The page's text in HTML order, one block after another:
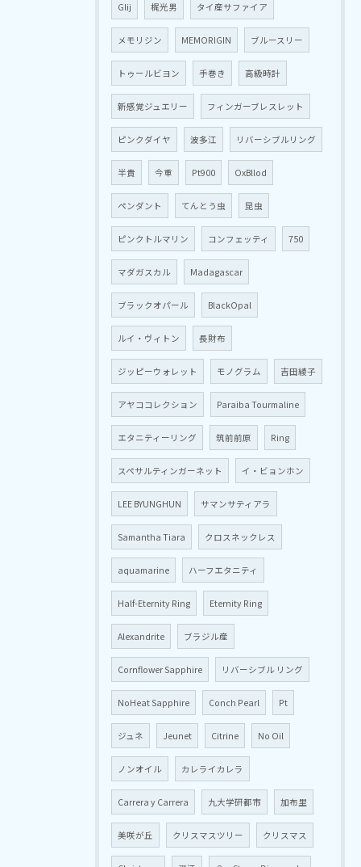
Glij 梶光男 タイ産サファイア
メモリジン MEMORIGIN ブルースリー
トゥールビヨン 手巻き 高級時計
新感覚ジュエリー フィンガーブレスレット
ピンクダイヤ 波多江 リバーシブルリング
半貴 今重 Pt900 OxBllod
ペンダント てんとう虫 昆虫
ピンクトルマリン コンフェッティ 750
マダガスカル Madagascar
ブラックオパール BlackOpal
ルイ・ヴィトン 長財布
ジッピーウォレット モノグラム 吉田綾子
アヤココレクション Paraiba Tourmaline
エタニティーリング 筑前前原 Ring
スペサルティンガーネット イ・ビョンホン
LEE BYUNGHUN サマンサティアラ
Samantha Tiara クロスネックレス
aquamarine ハーフエタニティ
Half-Eternity Ring Eternity Ring
Alexandrite ブラジル産
Cornflower Sapphire リバーシブル リング
NoHeat Sapphire Conch Pearl Pt
ジュネ Jeunet Citrine No Oil
ノンオイル カレライカレラ
Carrera y Carrera 九大学研都市 加布里
美咲が丘 クリスマスツリー クリスマス